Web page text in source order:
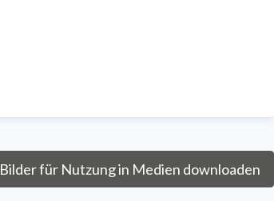
Bilder für Nutzung in Medien downloaden